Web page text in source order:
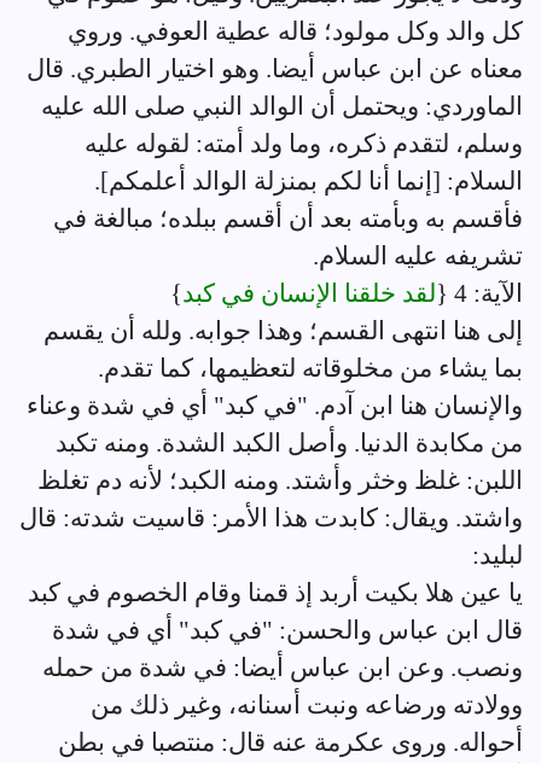
كل والد وكل مولود؛ قاله عطية العوفي. وروي
معناه عن ابن عباس أيضا. وهو اختيار الطبري. قال
الماوردي: ويحتمل أن الوالد النبي صلى الله عليه
وسلم، لتقدم ذكره، وما ولد أمته: لقوله عليه
السلام: [إنما أنا لكم بمنزلة الوالد أعلمكم].
فأقسم به وبأمته بعد أن أقسم ببلده؛ مبالغة في
تشريفه عليه السلام.
الآية: 4 {
لقد خلقنا الإنسان في كبد}
إلى هنا انتهى القسم؛ وهذا جوابه. ولله أن يقسم
بما يشاء من مخلوقاته لتعظيمها، كما تقدم.
والإنسان هنا ابن آدم. "في كبد" أي في شدة وعناء
من مكابدة الدنيا. وأصل الكبد الشدة. ومنه تكبد
اللبن: غلظ وخثر وأشتد. ومنه الكبد؛ لأنه دم تغلظ
واشتد. ويقال: كابدت هذا الأمر: قاسيت شدته: قال
لبليد:
يا عين هلا بكيت أربد إذ قمنا وقام الخصوم في كبد
قال ابن عباس والحسن: "في كبد" أي في شدة
ونصب. وعن ابن عباس أيضا: في شدة من حمله
وولادته ورضاعه ونبت أسنانه، وغير ذلك من
أحواله. وروى عكرمة عنه قال: منتصبا في بطن